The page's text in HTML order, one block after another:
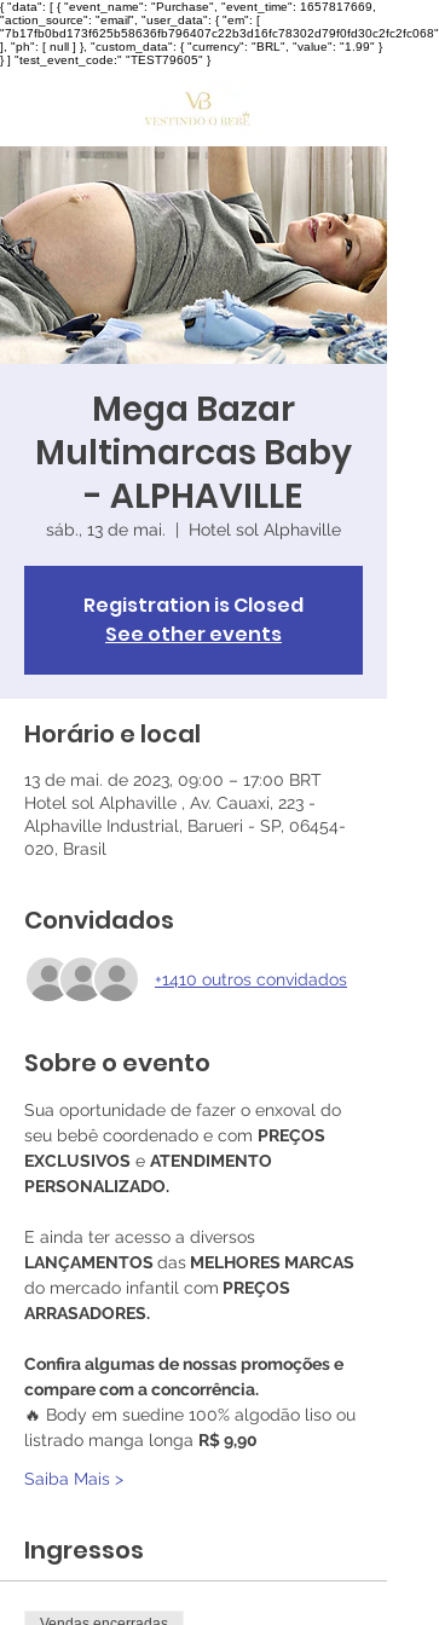
{ "data": [ { "event_name": "Purchase", "event_time": 1657817669,
"action_source": "email", "user_data": { "em": [
"7b17fb0bd173f625b58636fb796407c22b3d16fc78302d79f0fd30c2fc2fc068"
], "ph": [ null ] }, "custom_data": { "currency": "BRL", "value": "1.99" }
} ] "test_event_code:" "TEST79605" }
Mega Bazar
Multimarcas Baby
- ALPHAVILLE
sáb., 13 de mai. Hotel sol Alphaville
Registration is Closed
See other events
Horário e local
13 de mai. de 2023, 09:00 – 17:00 BRT
Hotel sol Alphaville , Av. Cauaxi, 223 -
Alphaville Industrial, Barueri - SP, 06454-
020, Brasil
Convidados
+1410 outros convidados
Sobre o evento
Sua oportunidade de fazer o enxoval do
seu bebê coordenado e com PREÇOS
EXCLUSIVOS e ATENDIMENTO
PERSONALIZADO.
E ainda ter acesso a diversos
LANÇAMENTOS das MELHORES MARCAS
do mercado infantil com PREÇOS
ARRASADORES.
Confira algumas de nossas promoções e
compare com a concorrência.
🔥 Body em suedine 100% algodão liso ou
listrado manga longa R$ 9,90
Saiba Mais >
Ingressos